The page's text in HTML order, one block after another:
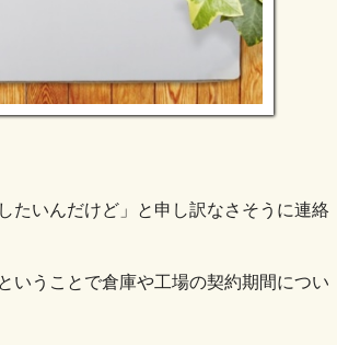
たいんだけど」と申し訳なさそうに連絡
いうことで倉庫や工場の契約期間につい